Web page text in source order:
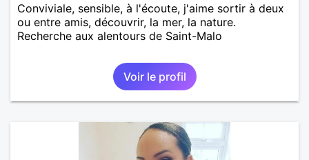
Conviviale, sensible, à l'écoute, j'aime sortir à deux
ou entre amis, découvrir, la mer, la nature.
Recherche aux alentours de Saint-Malo
Voir le profil